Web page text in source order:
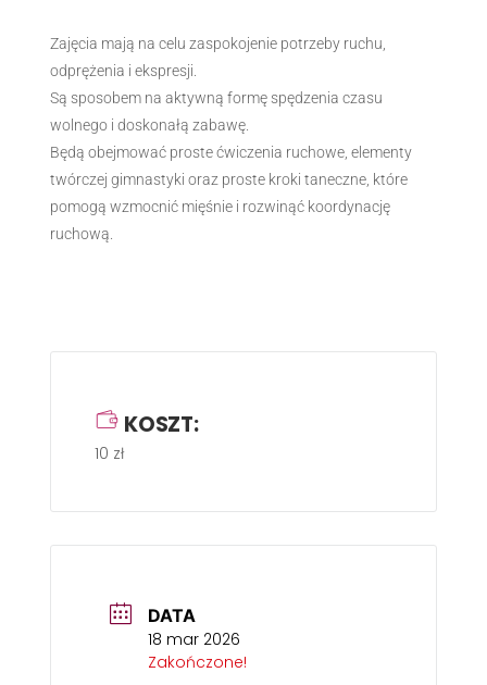
Zajęcia mają na celu zaspokojenie potrzeby ruchu,
odprężenia i ekspresji.
Są sposobem na aktywną formę spędzenia czasu
wolnego i doskonałą zabawę.
Będą obejmować proste ćwiczenia ruchowe, elementy
twórczej gimnastyki oraz proste kroki taneczne, które
pomogą wzmocnić mięśnie i rozwinąć koordynację
ruchową.
KOSZT:
10 zł
DATA
18 mar 2026
Zakończone!